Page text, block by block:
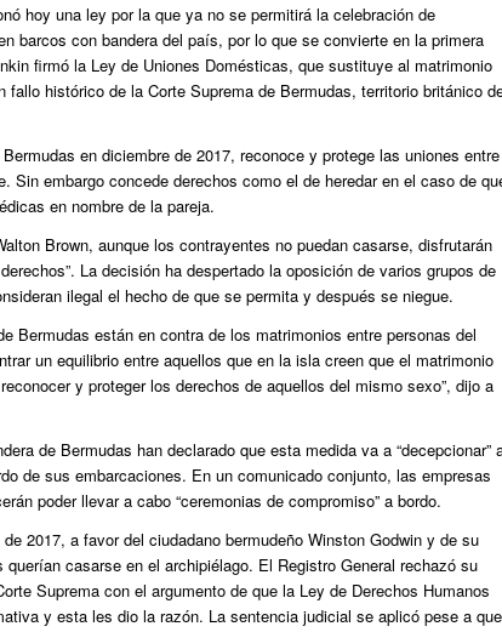
hoy una ley por la que ya no se permitirá la celebración de
barcos con bandera del país, por lo que se convierte en la primera
firmó la Ley de Uniones Domésticas, que sustituye al matrimonio
histórico de la Corte Suprema de Bermudas, territorio británico
en diciembre de 2017, reconoce y protege las uniones entre
Sin embargo concede derechos como el de heredar en el caso de
en nombre de la pareja.
Brown, aunque los contrayentes no puedan casarse, disfrutarán
La decisión ha despertado la oposición de varios grupos de
ilegal el hecho de que se permita y después se niegue.
Bermudas están en contra de los matrimonios entre personas del
un equilibrio entre aquellos que en la isla creen que el matrimonio
y proteger los derechos de aquellos del mismo sexo”, dijo a
de Bermudas han declarado que esta medida va a “decepcionar”
de sus embarcaciones. En un comunicado conjunto, las empresas
poder llevar a cabo “ceremonias de compromiso” a bordo.
2017, a favor del ciudadano bermudeño Winston Godwin y de su
casarse en el archipiélago. El Registro General rechazó su
Suprema con el argumento de que la Ley de Derechos Humanos
y esta les dio la razón. La sentencia judicial se aplicó pese a que